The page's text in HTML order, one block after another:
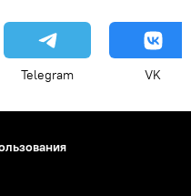
Telegram VK